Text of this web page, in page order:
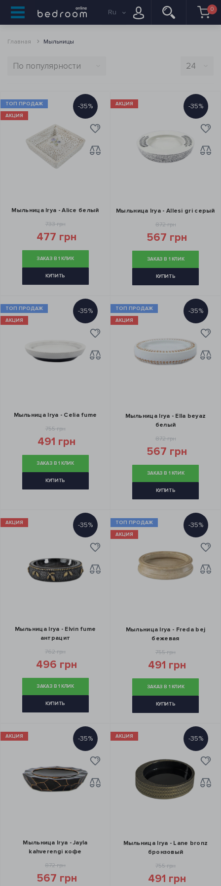
Ru 0
Главная Мыльницы
ТОП ПРОДАЖ
АКЦИЯ
-35%
Мыльница Irya - Alice белый
733 грн
477 грн
ЗАКАЗ В 1 КЛИК
КУПИТЬ
АКЦИЯ -35%
Мыльница Irya - Allesi gri серый
872 грн
567 грн
ЗАКАЗ В 1 КЛИК
КУПИТЬ
ТОП ПРОДАЖ
АКЦИЯ
-35%
Мыльница Irya - Celia fume
755 грн
491 грн
ЗАКАЗ В 1 КЛИК
КУПИТЬ
ТОП ПРОДАЖ
АКЦИЯ
-35%
Мыльница Irya - Ella beyaz
белый
872 грн
567 грн
ЗАКАЗ В 1 КЛИК
КУПИТЬ
АКЦИЯ -35%
Мыльница Irya - Elvin fume
антрацит
762 грн
496 грн
ЗАКАЗ В 1 КЛИК
КУПИТЬ
ТОП ПРОДАЖ
АКЦИЯ
-35%
Мыльница Irya - Freda bej
бежевая
755 грн
491 грн
ЗАКАЗ В 1 КЛИК
КУПИТЬ
АКЦИЯ -35%
Мыльница Irya - Jayla
kahverengi кофе
872 грн
567 грн
АКЦИЯ -35%
Мыльница Irya - Lane bronz
бронзовый
755 грн
491 грн